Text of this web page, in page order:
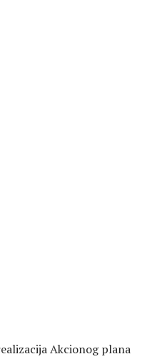
Akcionog plana